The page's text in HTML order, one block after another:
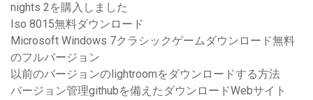
nights 2を購入しました
Iso 8015無料ダウンロード
Microsoft Windows 7クラシックゲームダウンロード無料
のフルバージョン
以前のバージョンのlightroomをダウンロードする方法
バージョン管理githubを備えたダウンロードWebサイト